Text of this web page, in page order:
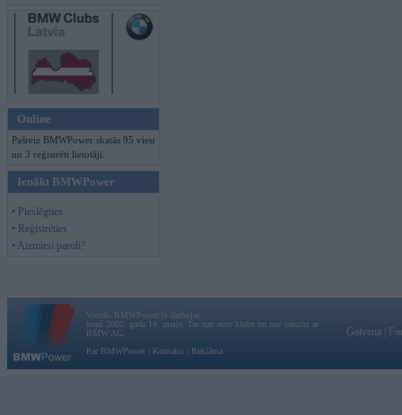
Online
Pašreiz BMWPower skatās 95 viesi
un 3 reģistrēti lietotāji.
Ienākt BMWPower
• Pieslēgties
• Reģistrēties
• Aizmirsi paroli?
Vortāls BMWPower.lv darbojas
kopš 2002. gada 14. maija. Tas nav auto klubs un nav saistīts ar
BMW AG.
Par BMWPower
Kontakti Reklāma
Galvena